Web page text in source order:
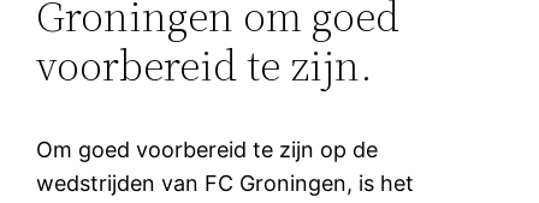
Groningen om goed
voorbereid te zijn.
Om goed voorbereid te zijn op de
wedstrijden van FC Groningen, is het